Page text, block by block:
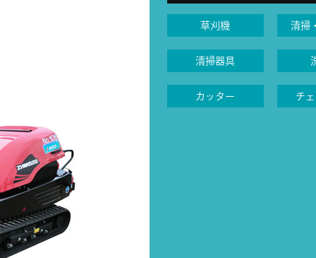
草刈機 清掃
清掃器具
カッター チ